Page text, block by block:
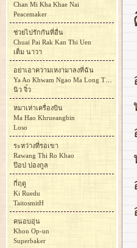
Chan Mi Kha Khae Nai
Peacemaker
ช่วยไปรักกันที่อื่น
Chuai Pai Rak Kan Thi Uen
เต็ม นาวา
อย่าเอาความเหงามาลงที่ฉัน
Ya Ao Khwam Ngao Ma Long Thi Chan
นิว จิ๋ว
หมาเห่าเครื่องบิน
Ma Hao Khrueangbin
Loso
ระหว่างที่รอเขา
Rawang Thi Ro Khao
ป๊อป ปองกูล
กี่ฤดู
Ki Ruedu
TaitosmitH
คนอบอุ่น
Khon Op-un
Superbaker